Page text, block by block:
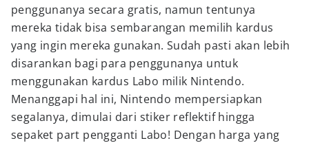
penggunanya secara gratis, namun tentunya
mereka tidak bisa sembarangan memilih kardus
yang ingin mereka gunakan. Sudah pasti akan lebih
disarankan bagi para penggunanya untuk
menggunakan kardus Labo milik Nintendo.
Menanggapi hal ini, Nintendo mempersiapkan
segalanya, dimulai dari stiker reflektif hingga
sepaket part pengganti Labo! Dengan harga yang